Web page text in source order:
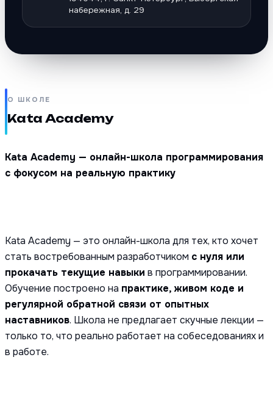
набережная, д. 29
О ШКОЛЕ
Kata Academy
Kata Academy — онлайн-школа программирования
с фокусом на реальную практику
Kata Academy — это онлайн-школа для тех, кто хочет
стать востребованным разработчиком с нуля или
прокачать текущие навыки в программировании.
Обучение построено на практике, живом коде и
регулярной обратной связи от опытных
наставников. Школа не предлагает скучные лекции —
только то, что реально работает на собеседованиях и
в работе.